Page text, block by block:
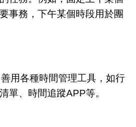
事務，下午某個時段用於團
善用各種時間管理工具，如行
單、時間追蹤APP等。